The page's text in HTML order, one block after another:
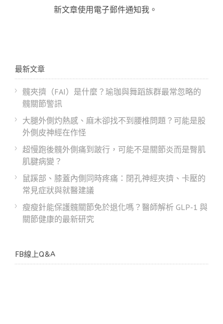
新文章使用電子郵件通知我。
最新文章
髖夾擠（FAI）是什麼？瑜珈與舞蹈族群最常忽略的
髖關節警訊
大腿外側灼熱感、麻木卻找不到腰椎問題？可能是股
外側皮神經在作怪
超慢跑後髖外側痛到跛行，可能不是關節炎而是臀肌
肌腱病變？
鼠蹊部、膝蓋內側同時疼痛：閉孔神經夾擠、卡壓的
常見症狀與就醫建議
瘦瘦針能保護髖關節免於退化嗎？醫師解析 GLP-1 與
關節健康的最新研究
FB線上Q&A